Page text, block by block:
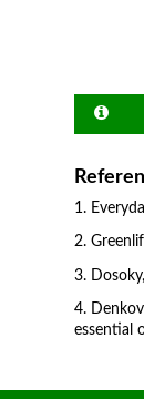
1.
2.
3.
4.
essential